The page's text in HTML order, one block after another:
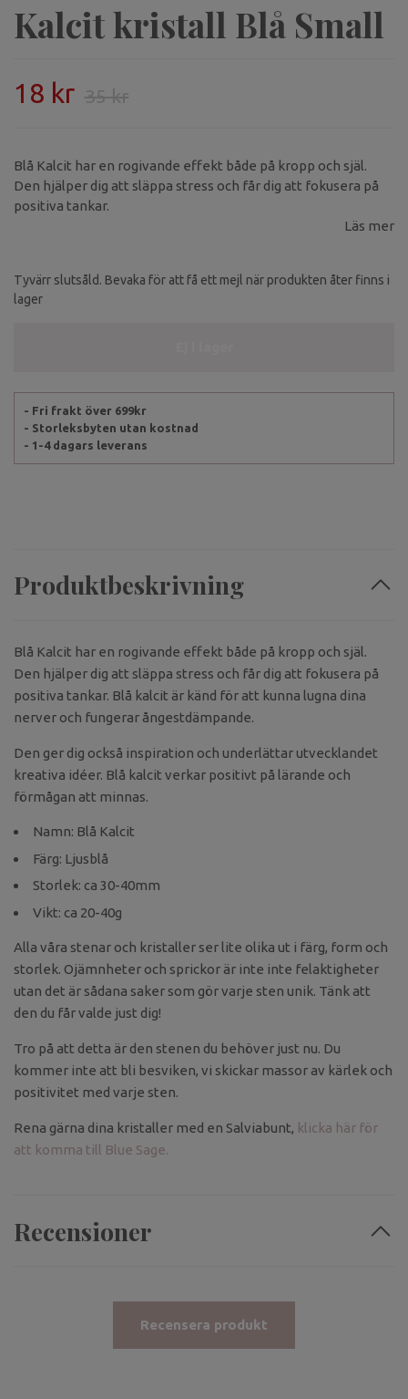
Kalcit kristall Blå Small
18 kr 35 kr
Blå Kalcit har en rogivande effekt både på kropp och själ.
Den hjälper dig att släppa stress och får dig att fokusera på
positiva tankar.
Läs mer
Tyvärr slutsåld. Bevaka för att få ett mejl när produkten åter finns i
lager
- Fri frakt över 699kr
- Storleksbyten utan kostnad
- 1-4 dagars leverans
Produktbeskrivning
Blå Kalcit har en rogivande effekt både på kropp och själ.
Den hjälper dig att släppa stress och får dig att fokusera på
positiva tankar. Blå kalcit är känd för att kunna lugna dina
nerver och fungerar ångestdämpande.
Den ger dig också inspiration och underlättar utvecklandet
kreativa idéer. Blå kalcit verkar positivt på lärande och
förmågan att minnas.
Namn: Blå Kalcit
Färg: Ljusblå
Storlek: ca 30-40mm
Vikt: ca 20-40g
Alla våra stenar och kristaller ser lite olika ut i färg, form och
storlek. Ojämnheter och sprickor är inte inte felaktigheter
utan det är sådana saker som gör varje sten unik. Tänk att
den du får valde just dig!
Tro på att detta är den stenen du behöver just nu. Du
kommer inte att bli besviken, vi skickar massor av kärlek och
positivitet med varje sten.
Rena gärna dina kristaller med en Salviabunt, klicka här för
att komma till Blue Sage.
Recensioner
Recensera produkt